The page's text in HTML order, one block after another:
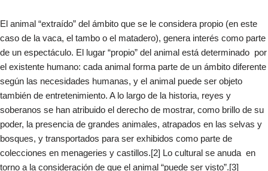
El animal “extraído” del ámbito que se le considera propio (en este
caso de la vaca, el tambo o el matadero), genera interés como parte
de un espectáculo. El lugar “propio” del animal está determinado por
el existente humano: cada animal forma parte de un ámbito diferente
según las necesidades humanas, y el animal puede ser objeto
también de entretenimiento. A lo largo de la historia, reyes y
soberanos se han atribuido el derecho de mostrar, como brillo de su
poder, la presencia de grandes animales, atrapados en las selvas y
bosques, y transportados para ser exhibidos como parte de
colecciones en menageries y castillos.[2] Lo cultural se anuda en
torno a la consideración de que el animal “puede ser visto”.[3]​